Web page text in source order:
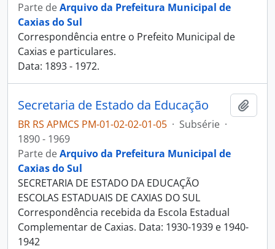
Parte deArquivo da Prefeitura Municipal de
Caxias do Sul
Correspondência entre o Prefeito Municipal de
Caxias e particulares.
Data: 1893 - 1972.
Secretaria de Estado da Educação
BR RS APMCS PM-01-02-02-01-05 · Subsérie ·
1890 - 1969
Parte deArquivo da Prefeitura Municipal de
Caxias do Sul
SECRETARIA DE ESTADO DA EDUCAÇÃO
ESCOLAS ESTADUAIS DE CAXIAS DO SUL
Correspondência recebida da Escola Estadual
Complementar de Caxias. Data: 1930-1939 e 1940-
1942